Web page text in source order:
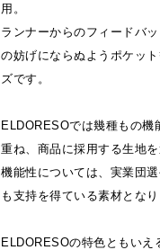
用。
ランナーからのフィードバ
の妨げにならぬようポケッ
ズです。
ELDORESOでは幾種もの機
重ね、商品に採用する生地を
機能性については、実業団
も支持を得ている素材となり
ELDORESOの特色ともいえ